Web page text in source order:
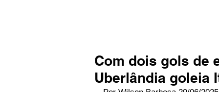
Com dois gols de
Uberlândia goleia